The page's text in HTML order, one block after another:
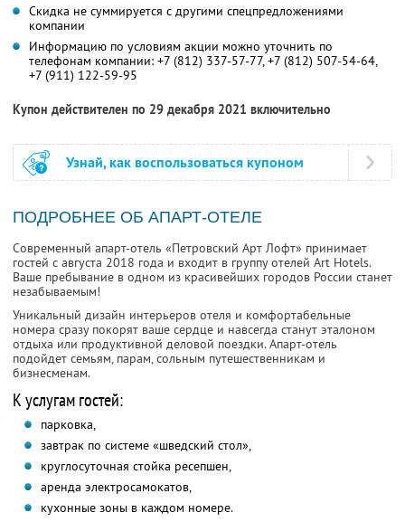
Скидка не суммируется с другими спецпредложениями
компании
Информацию по условиям акции можно уточнить по
телефонам компании: +7 (812) 337-57-77, +7 (812) 507-54-64,
+7 (911) 122-59-95
Купон действителен по 29 декабря 2021 включительно
Узнай, как воспользоваться купоном
ПОДРОБНЕЕ ОБ АПАРТ-ОТЕЛЕ
Современный апарт-отель «Петровский Арт Лофт» принимает
гостей с августа 2018 года и входит в группу отелей Art Hotels.
Ваше пребывание в одном из красивейших городов России станет
незабываемым!
Уникальный дизайн интерьеров отеля и комфортабельные
номера сразу покорят ваше сердце и навсегда станут эталоном
отдыха или продуктивной деловой поездки. Апарт-отель
подойдет семьям, парам, сольным путешественникам и
бизнесменам.
К услугам гостей:
парковка,
завтрак по системе «шведский стол»,
круглосуточная стойка ресепшен,
аренда электросамокатов,
кухонные зоны в каждом номере.